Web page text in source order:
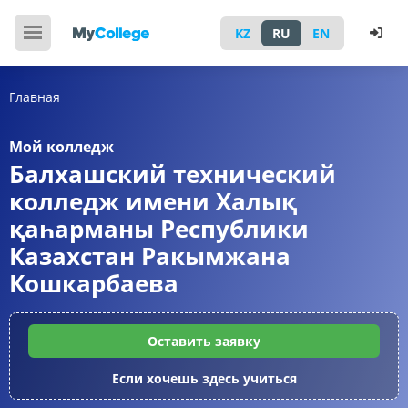
KZ RU EN
Главная
Мой колледж
Балхашский технический
колледж имени Халық
қаһарманы Республики
Казахстан Ракымжана
Кошкарбаева
Оставить заявку
Если хочешь здесь учиться